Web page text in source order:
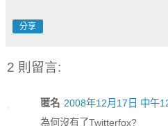
分享
2 則留言:
匿名 2008年12月17日 中午
為何沒有了Twitterfox?